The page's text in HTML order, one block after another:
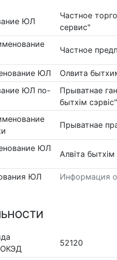
ЮЛ
Частное
сервис"
Частное
ЮЛ
Олвита
ЮЛ по-
Прыватнае
бытхім сэрвіс"
Прыватнае
ЮЛ
Алвіта бытхім
ЮЛ Информация
ОКЭД
52120